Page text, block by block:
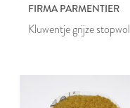
FIRMA PARMENTIER
Kluwentje grijze stopwol